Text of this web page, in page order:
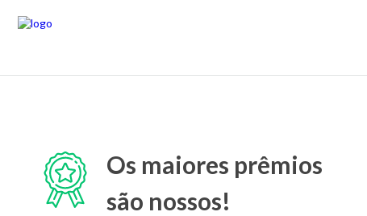
Os maiores prêmios
são nossos!